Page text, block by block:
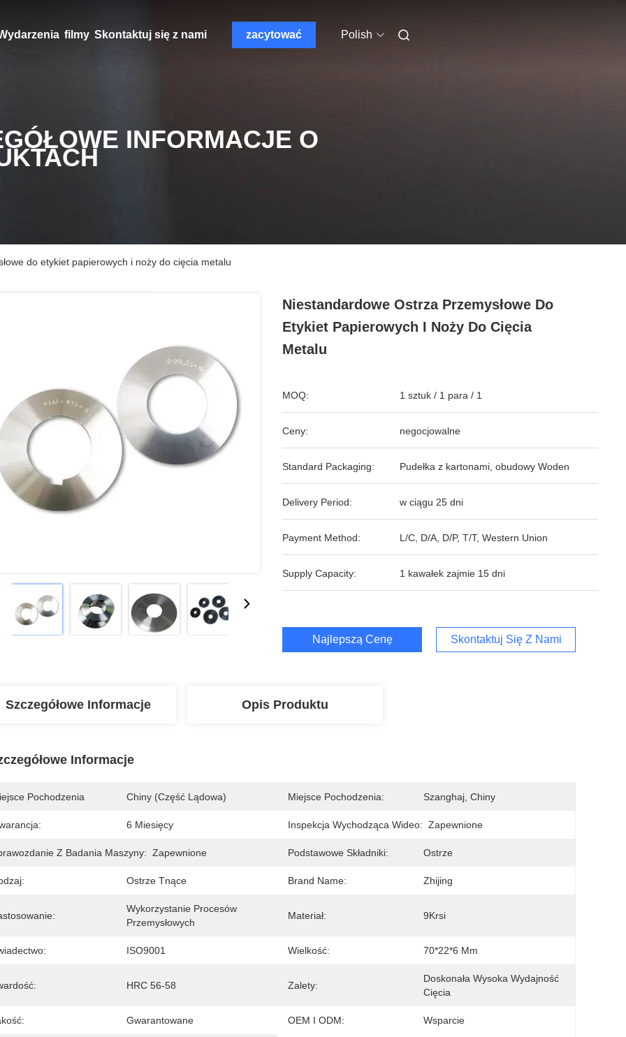
filmy Skontaktuj się z nami zacytować Polish
INFORMACJE O
do etykiet papierowych i noży do cięcia metalu
Niestandardowe Ostrza Przemysłowe Do
Etykiet Papierowych I Noży Do Cięcia
Metalu
MOQ: 1 sztuk / 1 para / 1
Ceny: negocjowalne
Standard Packaging: Pudełka z kartonami, obudowy Woden
Delivery Period: w ciągu 25 dni
Payment Method: L/C, D/A, D/P, T/T, Western Union
Supply Capacity: 1 kawałek zajmie 15 dni
Najlepszą Cenę Skontaktuj Się Z Nami
Szczegółowe Informacje Opis Produktu
Informacje
Pochodzenia Chiny (część Lądowa) Miejsce Pochodzenia: Szanghaj, Chiny
6 Miesięcy Inspekcja Wychodząca Wideo: Zapewnione
Z Badania Maszyny: Zapewnione Podstawowe Składniki: Ostrze
Ostrze Tnące Brand Name: Zhijing
Wykorzystanie Procesów
Przemysłowych
Materiał: 9Krsi
ISO9001 Wielkość: 70*22*6 Mm
HRC 56-58 Zalety:
Doskonała Wysoka Wydajność
Cięcia
Gwarantowane OEM I ODM: Wsparcie